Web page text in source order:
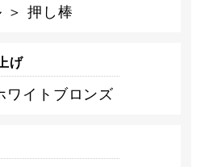
＞ 押し棒
げ
ワイトブロンズ